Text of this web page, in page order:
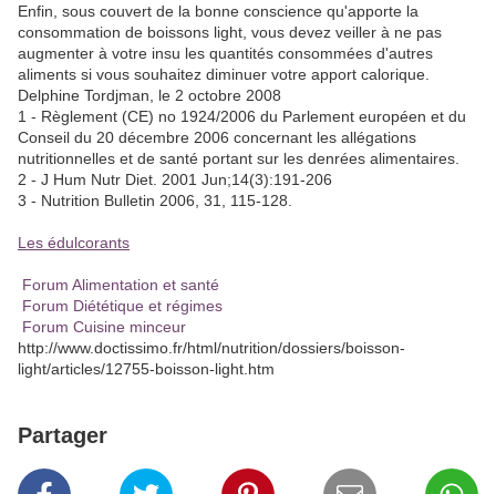
Enfin, sous couvert de la bonne conscience qu'apporte la
consommation de boissons light, vous devez veiller à ne pas
augmenter à votre insu les quantités consommées d'autres
aliments si vous souhaitez diminuer votre apport calorique.
Delphine Tordjman, le 2 octobre 2008
1 - Règlement (CE) no 1924/2006 du Parlement européen et du
Conseil du 20 décembre 2006 concernant les allégations
nutritionnelles et de santé portant sur les denrées alimentaires.
2 - J Hum Nutr Diet. 2001 Jun;14(3):191-206
3 - Nutrition Bulletin 2006, 31, 115-128.
Les édulcorants
Forum Alimentation et santé
Forum Diététique et régimes
Forum Cuisine minceur
http://www.doctissimo.fr/html/nutrition/dossiers/boisson-
light/articles/12755-boisson-light.htm
Partager